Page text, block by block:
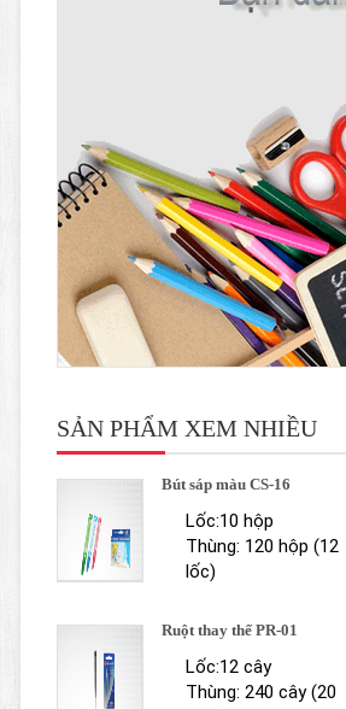
SẢN PHẨM XEM NHIỀU
Bút sáp màu CS-16
Lốc:10 hộp
Thùng: 120 hộp (12
lốc)
Ruột thay thế PR-01
Lốc:12 cây
Thùng: 240 cây (20